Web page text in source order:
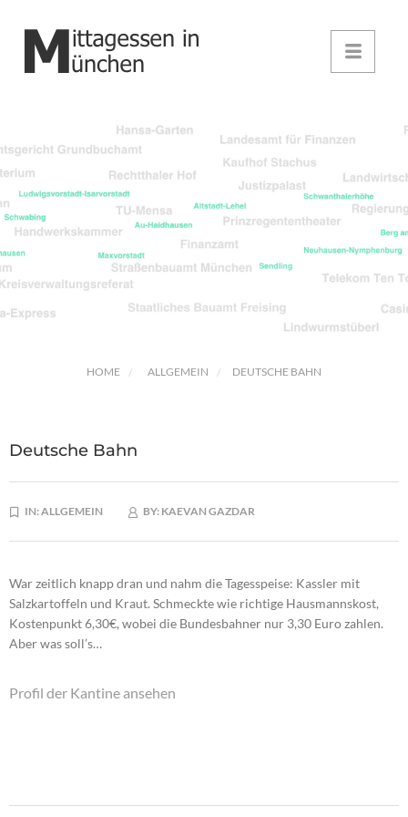
HOME ALLGEMEIN DEUTSCHE BAHN
Deutsche Bahn
IN:ALLGEMEIN BY: KAEVAN GAZDAR
War zeitlich knapp dran und nahm die Tagesspeise: Kassler mit
Salzkartoffeln und Kraut. Schmeckte wie richtige Hausmannskost,
Kostenpunkt 6,30€, wobei die Bundesbahner nur 3,30 Euro zahlen.
Aber was soll’s…
Profil der Kantine ansehen